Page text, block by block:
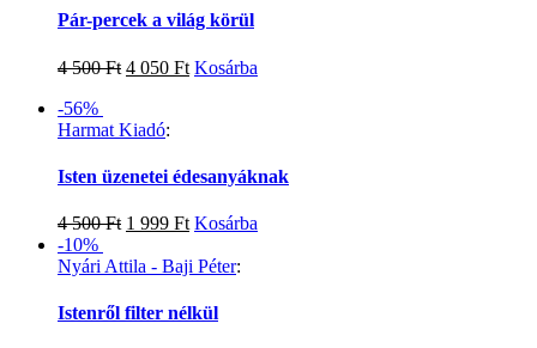
Pár-percek a világ körül
4 500Ft 4 050 Ft Kosárba
-56%
Harmat Kiadó:
Isten üzenetei édesanyáknak
4 500Ft 1 999 Ft Kosárba
-10%
Nyári Attila - Baji Péter:
Istenről filter nélkül